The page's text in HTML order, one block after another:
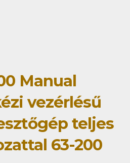
Manual
vezérlésű
teljes
63-200